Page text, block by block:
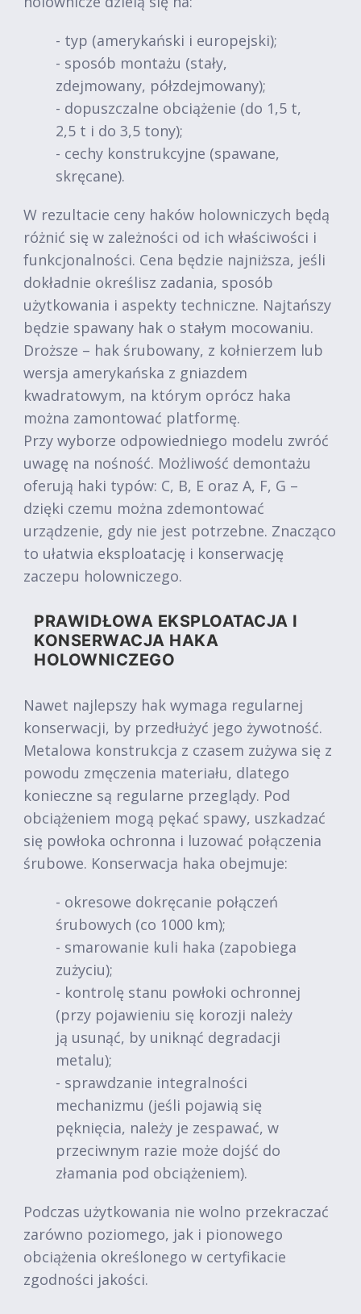
- typ (amerykański i europejski);
- sposób montażu (stały,
zdejmowany, półzdejmowany);
- dopuszczalne obciążenie (do 1,5 t,
2,5 t i do 3,5 tony);
- cechy konstrukcyjne (spawane,
skręcane).
W rezultacie ceny haków holowniczych będą
różnić się w zależności od ich właściwości i
funkcjonalności. Cena będzie najniższa, jeśli
dokładnie określisz zadania, sposób
użytkowania i aspekty techniczne. Najtańszy
będzie spawany hak o stałym mocowaniu.
Droższe – hak śrubowany, z kołnierzem lub
wersja amerykańska z gniazdem
kwadratowym, na którym oprócz haka
można zamontować platformę.
Przy wyborze odpowiedniego modelu zwróć
uwagę na nośność. Możliwość demontażu
oferują haki typów: C, B, E oraz A, F, G –
dzięki czemu można zdemontować
urządzenie, gdy nie jest potrzebne. Znacząco
to ułatwia eksploatację i konserwację
zaczepu holowniczego.
PRAWIDŁOWA EKSPLOATACJA I
KONSERWACJA HAKA
HOLOWNICZEGO
Nawet najlepszy hak wymaga regularnej
konserwacji, by przedłużyć jego żywotność.
Metalowa konstrukcja z czasem zużywa się z
powodu zmęczenia materiału, dlatego
konieczne są regularne przeglądy. Pod
obciążeniem mogą pękać spawy, uszkadzać
się powłoka ochronna i luzować połączenia
śrubowe. Konserwacja haka obejmuje:
- okresowe dokręcanie połączeń
śrubowych (co 1000 km);
- smarowanie kuli haka (zapobiega
zużyciu);
- kontrolę stanu powłoki ochronnej
(przy pojawieniu się korozji należy
ją usunąć, by uniknąć degradacji
metalu);
- sprawdzanie integralności
mechanizmu (jeśli pojawią się
pęknięcia, należy je zespawać, w
przeciwnym razie może dojść do
złamania pod obciążeniem).
Podczas użytkowania nie wolno przekraczać
zarówno poziomego, jak i pionowego
obciążenia określonego w certyfikacie
zgodności jakości.